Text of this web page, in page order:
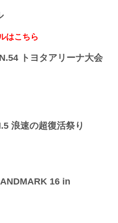
はこちら
トヨタアリーナ大会
浪速の超復活祭り
16 in